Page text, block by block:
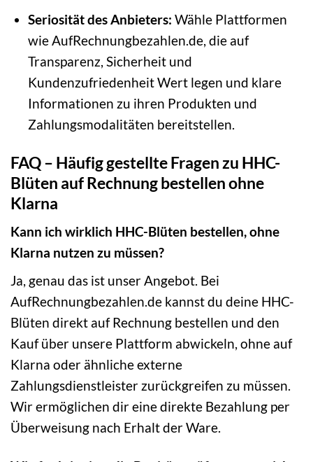
Seriosität des Anbieters: Wähle Plattformen
wie AufRechnungbezahlen.de, die auf
Transparenz, Sicherheit und
Kundenzufriedenheit Wert legen und klare
Informationen zu ihren Produkten und
Zahlungsmodalitäten bereitstellen.
FAQ – Häufig gestellte Fragen zu HHC-
Blüten auf Rechnung bestellen ohne
Klarna
Kann ich wirklich HHC-Blüten bestellen, ohne
Klarna nutzen zu müssen?
Ja, genau das ist unser Angebot. Bei
AufRechnungbezahlen.de kannst du deine HHC-
Blüten direkt auf Rechnung bestellen und den
Kauf über unsere Plattform abwickeln, ohne auf
Klarna oder ähnliche externe
Zahlungsdienstleister zurückgreifen zu müssen.
Wir ermöglichen dir eine direkte Bezahlung per
Überweisung nach Erhalt der Ware.